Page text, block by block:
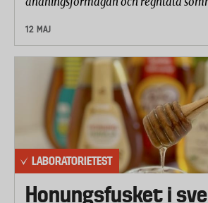
12 MAJ
LABORATORIETEST
Honungsfusket i